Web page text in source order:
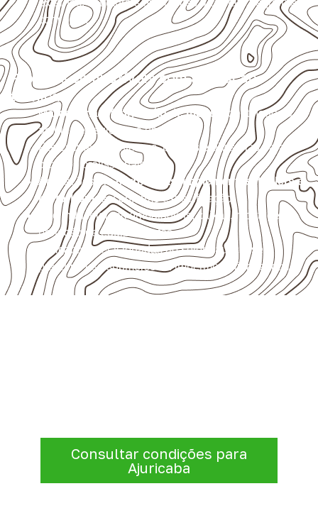
externas, estruturais ou sujeitas a contato frequente
com água.
Projetos compatíveis com avaliação
técnica
Marcenaria e fabricação de móveis
destinados a
ambientes sujeitos à umidade.
Revestimentos internos, painéis e divisórias para
projetos profissionais.
Aplicações emcarrocerias, implementos, trailers e
motorhomes, conforme especificação.
Uso industrial em embalagens, caixas, montagem e
proteção de equipamentos.
Aplicações relacionadas ao setor náutico, sem
presumir uso submerso ou impermeabilidade total.
Consultar condições para
Ajuricaba